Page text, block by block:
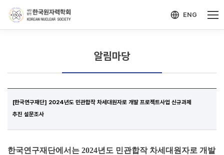
ENG
알림마당
[한국연구재단] 2024년도 민관합작 차세대원자로 개발 프로젝트사업 신규과제
추진 설문조사
한국연구재단에서는 2024년도 민관합작 차세대원자로 개발